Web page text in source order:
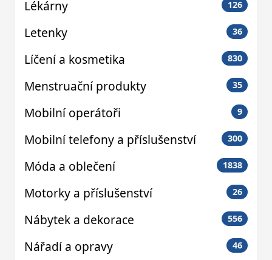
Lékárny 126
Letenky 36
Líčení a kosmetika 830
Menstruační produkty 35
Mobilní operátoři 9
Mobilní telefony a příslušenství 300
Móda a oblečení 1838
Motorky a příslušenství 26
Nábytek a dekorace 556
Nářadí a opravy 46